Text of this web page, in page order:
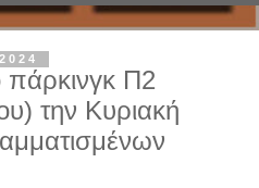
πάρκινγκ Π2
την Κυριακή